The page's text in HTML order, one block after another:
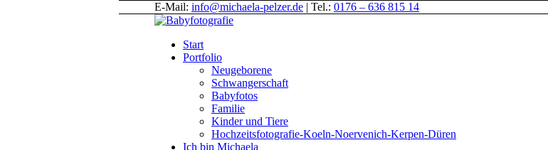
E-Mail: info@michaela-pelzer.de | Tel.: 0176 – 636 815 14
Start
Portfolio
Neugeborene
Schwangerschaft
Babyfotos
Familie
Kinder und Tiere
Hochzeitsfotografie-Koeln-Noervenich-Kerpen-Düren
Ich bin Michaela